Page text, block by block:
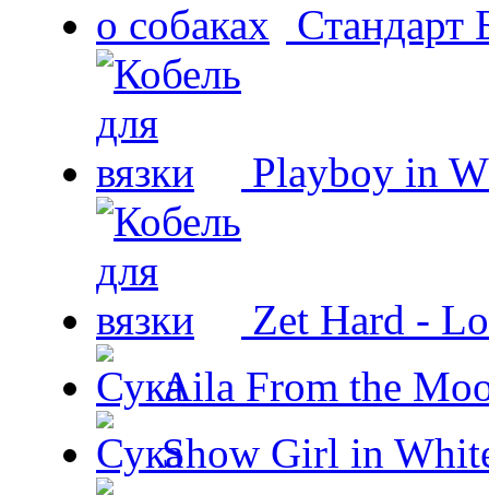
Стандарт
Playboy in
Zet Hard -
Aila From the
Show Girl in